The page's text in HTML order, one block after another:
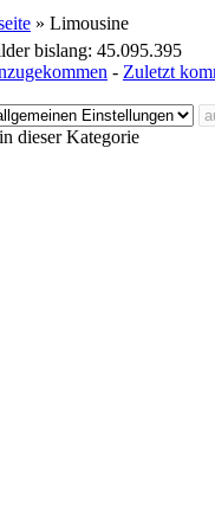
» Limousine
bislang: 45.095.395
- Zuletzt
dieser Kategorie